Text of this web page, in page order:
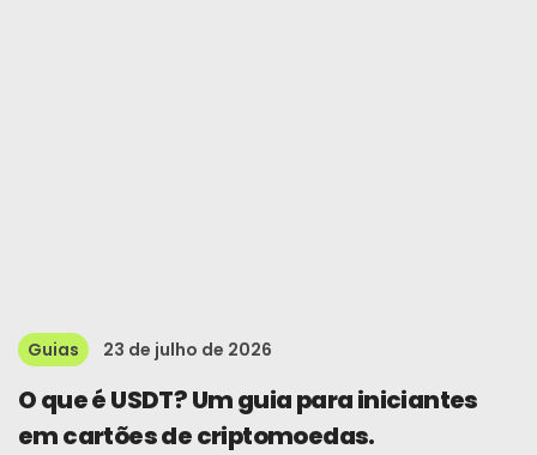
Guias 23 de julho de 2026
O que é USDT? Um guia para iniciantes
em cartões de criptomoedas.